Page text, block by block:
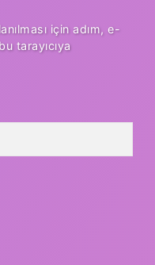
için adım, e-
tarayıcıya